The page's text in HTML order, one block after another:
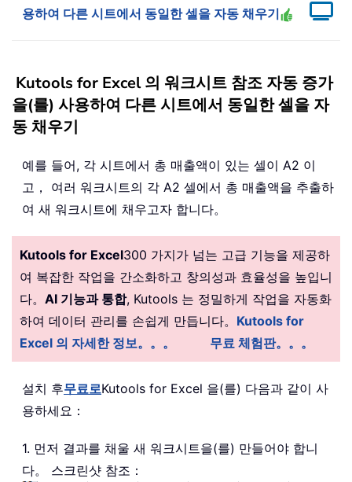
용하여 다른 시트에서 동일한 셀을 자동 채우기
Kutools for Excel 의 워크시트 참조 자동 증가
을(를) 사용하여 다른 시트에서 동일한 셀을 자
동 채우기
예를 들어, 각 시트에서 총 매출액이 있는 셀이 A2 이
고， 여러 워크시트의 각 A2 셀에서 총 매출액을 추출하
여 새 워크시트에 채우고자 합니다。
Kutools for Excel300 가지가 넘는 고급 기능을 제공하
여 복잡한 작업을 간소화하고 창의성과 효율성을 높입니
다。 AI 기능과 통합, Kutools 는 정밀하게 작업을 자동화
하여 데이터 관리를 손쉽게 만듭니다。 Kutools for
Excel 의 자세한 정보。。。
무료 체험판。。。
설치 후무료로Kutools for Excel 을(를) 다음과 같이 사
용하세요：
1. 먼저 결과를 채울 새 워크시트을(를) 만들어야 합니
다。 스크린샷 참조：